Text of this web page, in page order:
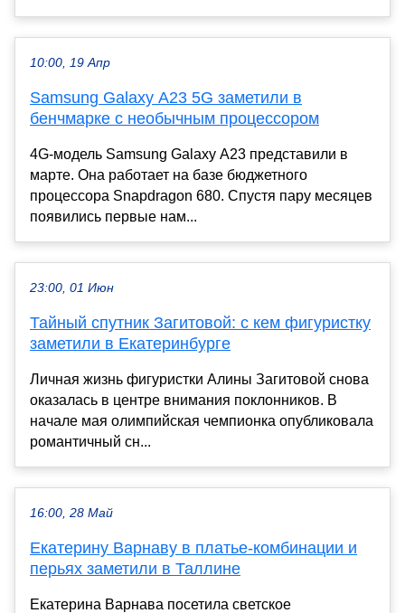
10:00, 19 Апр
Samsung Galaxy A23 5G заметили в
бенчмарке с необычным процессором
4G-модель Samsung Galaxy A23 представили в
марте. Она работает на базе бюджетного
процессора Snapdragon 680. Спустя пару месяцев
появились первые нам...
23:00, 01 Июн
Тайный спутник Загитовой: с кем фигуристку
заметили в Екатеринбурге
Личная жизнь фигуристки Алины Загитовой снова
оказалась в центре внимания поклонников. В
начале мая олимпийская чемпионка опубликовала
романтичный сн...
16:00, 28 Май
Екатерину Варнаву в платье-комбинации и
перьях заметили в Таллине
Екатерина Варнава посетила светское